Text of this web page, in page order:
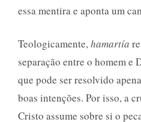
essa mentira e aponta um
Teologicamente,hamartía
separação entre o homem e
que pode ser resolvido
boas intenções. Por isso, a
Cristo assume sobre si o